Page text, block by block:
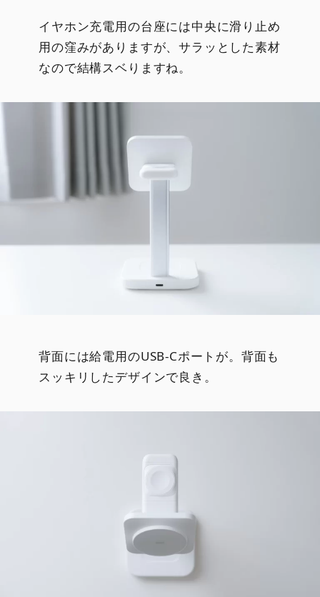
イヤホン充電用の台座には中央に滑り止め
用の窪みがありますが、サラッとした素材
なので結構スベりますね。
背面には給電用のUSB-Cポートが。背面も
スッキリしたデザインで良き。